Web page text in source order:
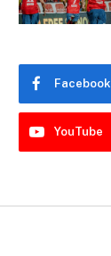
Facebook
YouTube